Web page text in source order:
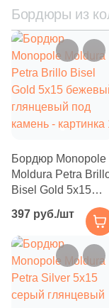
Бордюры из
Бордюр Monopole
Moldura Petra
Bisel Gold 5x15
глянцевый под
камень
397 руб./шт